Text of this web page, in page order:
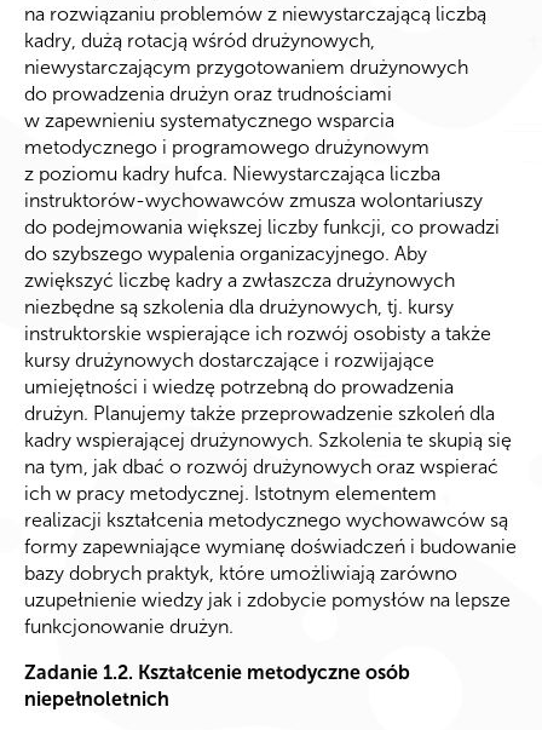
na rozwiązaniu problemów z niewystarczającą liczbą
kadry, dużą rotacją wśród drużynowych,
niewystarczającym przygotowaniem drużynowych
do prowadzenia drużyn oraz trudnościami
w zapewnieniu systematycznego wsparcia
metodycznego i programowego drużynowym
z poziomu kadry hufca. Niewystarczająca liczba
instruktorów-wychowawców zmusza wolontariuszy
do podejmowania większej liczby funkcji, co prowadzi
do szybszego wypalenia organizacyjnego. Aby
zwiększyć liczbę kadry a zwłaszcza drużynowych
niezbędne są szkolenia dla drużynowych, tj. kursy
instruktorskie wspierające ich rozwój osobisty a także
kursy drużynowych dostarczające i rozwijające
umiejętności i wiedzę potrzebną do prowadzenia
drużyn. Planujemy także przeprowadzenie szkoleń dla
kadry wspierającej drużynowych. Szkolenia te skupią się
na tym, jak dbać o rozwój drużynowych oraz wspierać
ich w pracy metodycznej. Istotnym elementem
realizacji kształcenia metodycznego wychowawców są
formy zapewniające wymianę doświadczeń i budowanie
bazy dobrych praktyk, które umożliwiają zarówno
uzupełnienie wiedzy jak i zdobycie pomysłów na lepsze
funkcjonowanie drużyn.
Zadanie 1.2. Kształcenie metodyczne osób
niepełnoletnich